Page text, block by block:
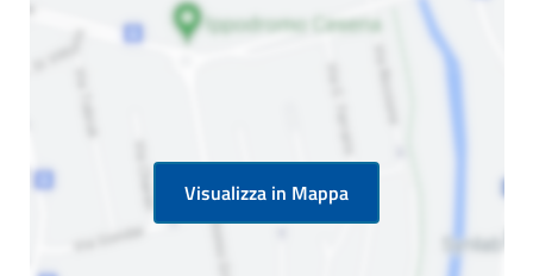
Visualizza in Mappa